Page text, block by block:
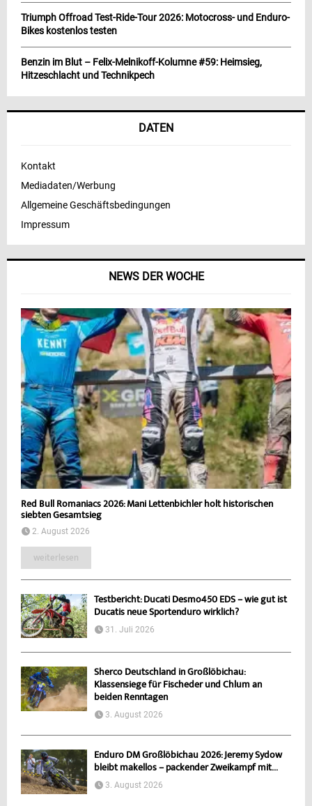
NEWS DER WOCHE
Red Bull Romaniacs 2026: Mani Lettenbichler holt historischen
siebten Gesamtsieg
2. August 2026
weiterlesen
Testbericht: Ducati Desmo450 EDS – wie gut ist
Ducatis neue Sportenduro wirklich?
31. Juli 2026
Sherco Deutschland in Großlöbichau:
Klassensiege für Fischeder und Chlum an
beiden Renntagen
3. August 2026
Enduro DM Großlöbichau 2026: Jeremy Sydow
bleibt makellos – packender Zweikampf mit...
3. August 2026
Triumph Offroad Test-Ride-Tour 2026: Motocross- und Enduro-
Bikes kostenlos testen
Benzin im Blut – Felix-Melnikoff-Kolumne #59: Heimsieg,
Hitzeschlacht und Technikpech
DATEN
Kontakt
Mediadaten/Werbung
Allgemeine Geschäftsbedingungen
Impressum